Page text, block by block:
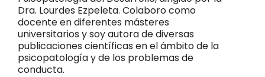
Dra. Lourdes Ezpeleta. Colaboro como
docente en diferentes másteres
universitarios y soy autora de diversas
publicaciones científicas en el ámbito de la
psicopatología y de los problemas de
conducta.